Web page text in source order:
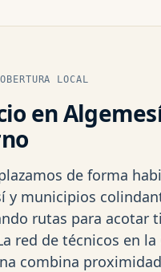
LOCAL
en
de forma
y municipios
rutas para acotar
red de técnicos en
combina